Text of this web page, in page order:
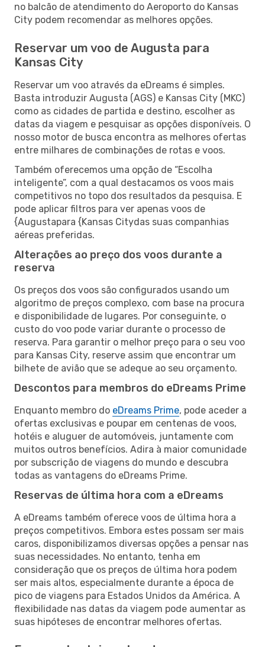
no balcão de atendimento do Aeroporto do Kansas
City podem recomendar as melhores opções.
Reservar um voo de Augusta para
Kansas City
Reservar um voo através da eDreams é simples.
Basta introduzir Augusta (AGS) e Kansas City (MKC)
como as cidades de partida e destino, escolher as
datas da viagem e pesquisar as opções disponíveis. O
nosso motor de busca encontra as melhores ofertas
entre milhares de combinações de rotas e voos.
Também oferecemos uma opção de “Escolha
inteligente”, com a qual destacamos os voos mais
competitivos no topo dos resultados da pesquisa. E
pode aplicar filtros para ver apenas voos de
{Augustapara {Kansas Citydas suas companhias
aéreas preferidas.
Alterações ao preço dos voos durante a
reserva
Os preços dos voos são configurados usando um
algoritmo de preços complexo, com base na procura
e disponibilidade de lugares. Por conseguinte, o
custo do voo pode variar durante o processo de
reserva. Para garantir o melhor preço para o seu voo
para Kansas City, reserve assim que encontrar um
bilhete de avião que se adeque ao seu orçamento.
Descontos para membros do eDreams Prime
Enquanto membro do eDreams Prime, pode aceder a
ofertas exclusivas e poupar em centenas de voos,
hotéis e aluguer de automóveis, juntamente com
muitos outros benefícios. Adira à maior comunidade
por subscrição de viagens do mundo e descubra
todas as vantagens do eDreams Prime.
Reservas de última hora com a eDreams
A eDreams também oferece voos de última hora a
preços competitivos. Embora estes possam ser mais
caros, disponibilizamos diversas opções a pensar nas
suas necessidades. No entanto, tenha em
consideração que os preços de última hora podem
ser mais altos, especialmente durante a época de
pico de viagens para Estados Unidos da América. A
flexibilidade nas datas da viagem pode aumentar as
suas hipóteses de encontrar melhores ofertas.